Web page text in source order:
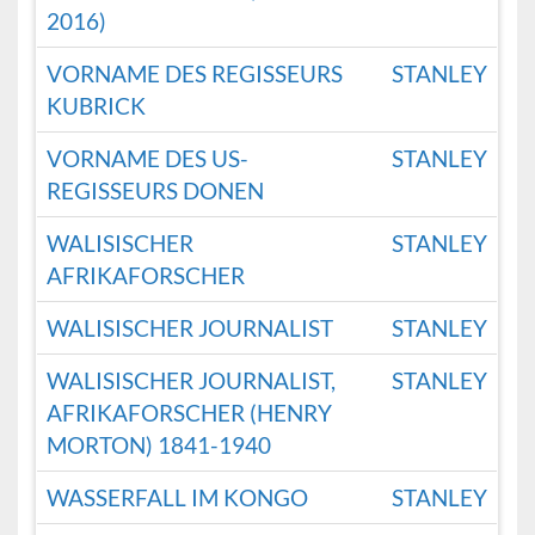
2016)
VORNAME DES REGISSEURS
KUBRICK
STANLEY
VORNAME DES US-
REGISSEURS DONEN
STANLEY
WALISISCHER
AFRIKAFORSCHER
STANLEY
WALISISCHER JOURNALIST
STANLEY
WALISISCHER JOURNALIST,
AFRIKAFORSCHER (HENRY
MORTON) 1841-1940
STANLEY
WASSERFALL IM KONGO STANLEY